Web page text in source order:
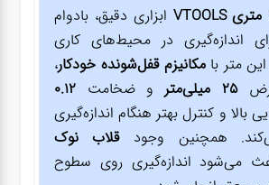
ابزاری دقیق، بادوام
اندازه‌گیری در محیط‌های کاری
متر بامکانیزم قفل‌شونده خودکار،
25 میلی‌متر و ضخامت 0.12
بالا و کنترل بهتر هنگام اندازه‌گیری
همچنین وجود قلاب نوک
می‌شود اندازه‌گیری روی سطوح